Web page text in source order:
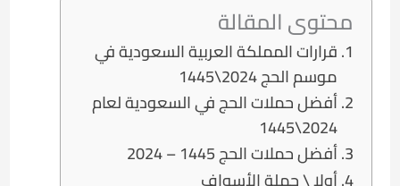
محتوى المقالة
قرارات المملكة العربية السعودية في
موسم الحج 2024\1445
أفضل حملات الحج في السعودية لعام
2024\1445
أفضل حملات الحج 1445 – 2024
أولا \ حملة الأسواف